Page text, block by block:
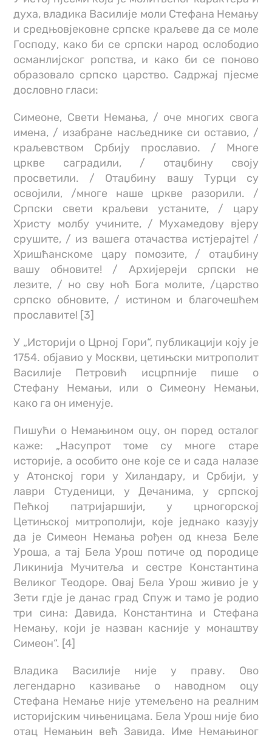
духа, владика Василије моли Стефана Немању
и средњовјековне српске краљеве да се моле
Господу, како би се српски народ ослободио
османлијског ропства, и како би се поново
образовало српско царство. Садржај пјесме
дословно гласи:
Симеоне, Свети Немања, / оче многих свога
имена, / изабране насљеднике си оставио, /
краљевством Србију прославио. / Многе
цркве саградили, / отаџбину своју
просветили. / Отаџбину вашу Турци су
освојили, /многе наше цркве разорили. /
Српски свети краљеви устаните, / цару
Христу молбу учините, / Мухамедову вјеру
срушите, / из вашега отачаства истјерајте! /
Хришћанскоме цару помозите, / отаџбину
вашу обновите! / Архијереји српски не
лезите, / но сву ноћ Бога молите, /царство
српско обновите, / истином и благочешћем
прославите! [3]
У „Историји о Црној Гори“, публикацији коју је
1754. објавио у Москви, цетињски митрополит
Василије Петровић исцрпније пише о
Стефану Немањи, или о Симеону Немањи,
како га он именује.
Пишући о Немањином оцу, он поред осталог
каже: „Насупрот томе су многе старе
историје, а особито оне које се и сада налазе
у Атонској гори у Хиландару, и Србији, у
лаври Студеници, у Дечанима, у српској
Пећкој патријаршији, у црногорској
Цетињској митрополији, које једнако казују
да је Симеон Немања рођен од кнеза Беле
Уроша, а тај Бела Урош потиче од породице
Ликинија Мучитеља и сестре Константина
Великог Теодоре. Овај Бела Урош живио је у
Зети гдје је данас град Спуж и тамо је родио
три сина: Давида, Константина и Стефана
Немању, који је назван касније у монаштву
Симеон“. [4]
Владика Василије није у праву. Ово
легендарно казивање о наводном оцу
Стефана Немање није утемељено на реалним
историјским чињеницама. Бела Урош није био
отац Немањин већ Завида. Име Немањиног